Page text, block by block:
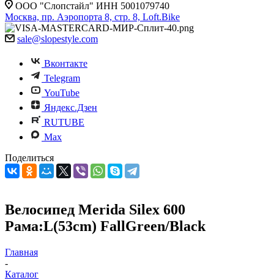
ООО "Слопстайл" ИНН 5001079740
Москва, пр. Аэропорта 8, стр. 8, Loft.Bike
sale@slopestyle.com
Вконтакте
Telegram
YouTube
Яндекс.Дзен
RUTUBE
Max
Поделиться
Велосипед Merida Silex 600
Рама:L(53cm) FallGreen/Black
Главная
-
Каталог